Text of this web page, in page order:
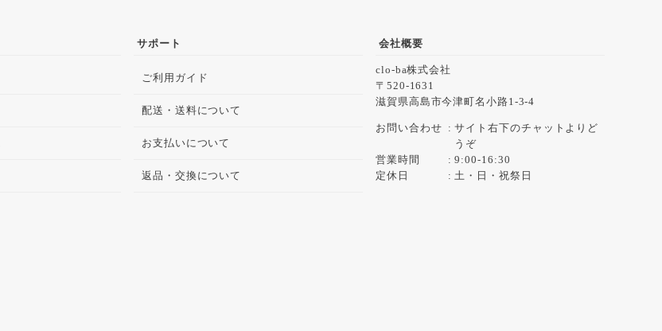
サポート
ご利用ガイド
配送・送料について
お支払いについて
返品・交換について
会社概要
clo-ba株式会社
520-1631
滋賀県高島市今津町名小路1-3-4
お問い合わせ
サイト右下のチャットよりど
うぞ
営業時間
9:00-16:30
定休日
土・日・祝祭日